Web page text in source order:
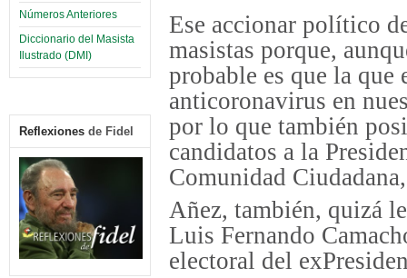
Números Anteriores
Diccionario del Masista
Ilustrado (DMI)
Reflexiones de Fidel
Ese accionar político
masistas porque,
probable es que la que
anticoronavirus en
por lo que también
candidatos a la
Comunidad
Añez, también, quizá
Luis Fernando
electoral del